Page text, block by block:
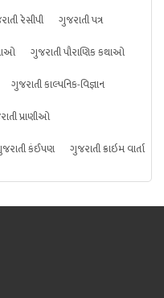
રેસીપી
ગુજરાતી પત્ર
ગુજરાતી પૌરાણિક કથાઓ
ગુજરાતી કાલ્પનિક-વિજ્ઞાન
પ્રાણીઓ
કંઈપણ ગુજરાતી ક્રાઇમ વાર્તા